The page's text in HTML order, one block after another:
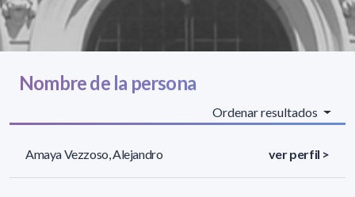
Nombre de la persona
Ordenar resultados
Amaya Vezzoso, Alejandro ver perfil >